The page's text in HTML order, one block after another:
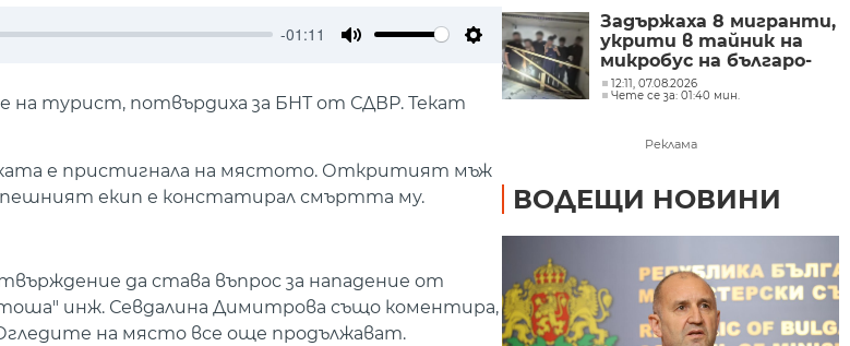
-01:11
Settings
на турист, потвърдиха за БНТ от СДВР. Текат
е пристигнала на мястото. Откритият мъж
екип е констатирал смъртта му.
да става въпрос за нападение от
инж. Севдалина Димитрова също коментира,
на място все още продължават.
Задържаха 8 мигранти,
укрити в тайник на
микробус на българо-
гръцката граница
12:11, 07.08.2026
Чете се за: 01:40 мин.
Реклама
ВОДЕЩИ НОВИНИ